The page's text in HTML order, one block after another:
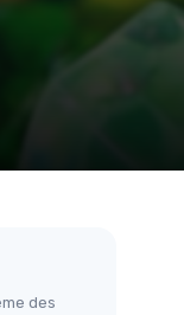
des